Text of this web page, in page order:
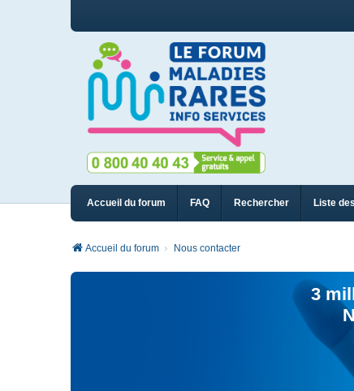
Accueil du forum FAQ Rechercher Liste
Accueil du forum Nous contacter
3